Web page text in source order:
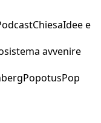
ChiesaIdee e
avvenire
PopotusPop